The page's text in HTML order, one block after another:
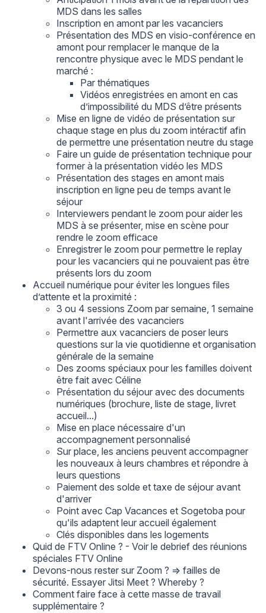
MDS dans les salles
Inscription en amont par les vacanciers
Présentation des MDS en visio-conférence en
amont pour remplacer le manque de la
rencontre physique avec le MDS pendant le
marché :
Par thématiques
Vidéos enregistrées en amont en cas
d’impossibilité du MDS d’être présents
Mise en ligne de vidéo de présentation sur
chaque stage en plus du zoom intéractif afin
de permettre une présentation neutre du stage
Faire un guide de présentation technique pour
former à la présentation vidéo les MDS
Présentation des stages en amont mais
inscription en ligne peu de temps avant le
séjour
Interviewers pendant le zoom pour aider les
MDS à se présenter, mise en scène pour
rendre le zoom efficace
Enregistrer le zoom pour permettre le replay
pour les vacanciers qui ne pouvaient pas être
présents lors du zoom
Accueil numérique pour éviter les longues files
d’attente et la proximité :
3 ou 4 sessions Zoom par semaine, 1 semaine
avant l'arrivée des vacanciers
Permettre aux vacanciers de poser leurs
questions sur la vie quotidienne et organisation
générale de la semaine
Des zooms spéciaux pour les familles doivent
être fait avec Céline
Présentation du séjour avec des documents
numériques (brochure, liste de stage, livret
accueil...)
Mise en place nécessaire d'un
accompagnement personnalisé
Sur place, les anciens peuvent accompagner
les nouveaux à leurs chambres et répondre à
leurs questions
Paiement des solde et taxe de séjour avant
d'arriver
Point avec Cap Vacances et Sogetoba pour
qu'ils adaptent leur accueil également
Clés disponibles dans les logements
Quid de FTV Online ? - Voir le debrief des réunions
spéciales FTV Online
Devons-nous rester sur Zoom ? => failles de
sécurité. Essayer Jitsi Meet ? Whereby ?
Comment faire face à cette masse de travail
supplémentaire ?